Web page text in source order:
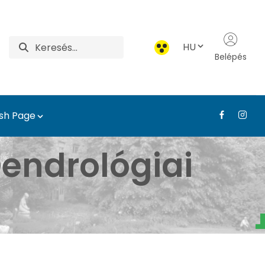
HU
Belépés
Page
Tájépítészeti,